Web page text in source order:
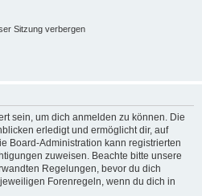
Sitzung verbergen
sein, um dich anmelden zu können. Die
erledigt und ermöglicht dir, auf
Board-Administration kann registrierten
zuweisen. Beachte bitte unsere
Regelungen, bevor du dich
Forenregeln, wenn du dich in